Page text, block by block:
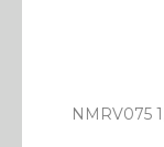
NMRV075